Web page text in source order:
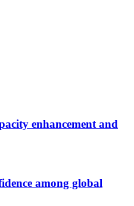
enhancement and
among global